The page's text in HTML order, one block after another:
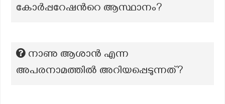
കോര്‍പ്പറേഷന്‍റെ ആസ്ഥാനം?
നാണു ആശാൻ എന്ന
അപരനാമത്തിൽ അറിയപ്പെടുന്നത്?